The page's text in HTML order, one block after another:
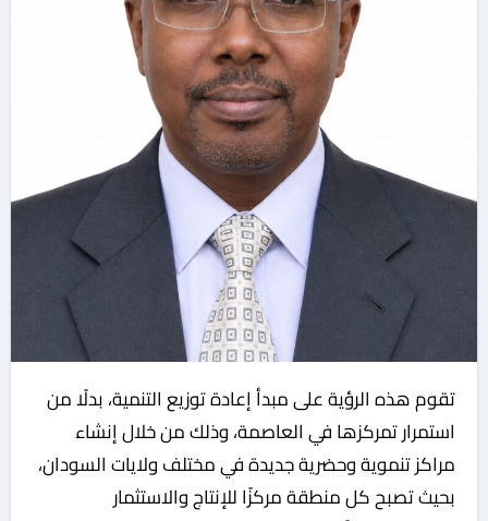
تقوم هذه الرؤية على مبدأ إعادة توزيع التنمية، بدلًا من
استمرار تمركزها في العاصمة، وذلك من خلال إنشاء
مراكز تنموية وحضرية جديدة في مختلف ولايات السودان،
بحيث تصبح كل منطقة مركزًا للإنتاج والاستثمار